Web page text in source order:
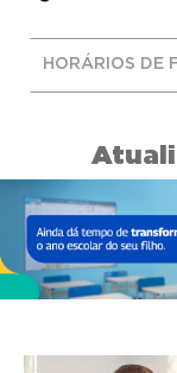
HORÁRIOS DE